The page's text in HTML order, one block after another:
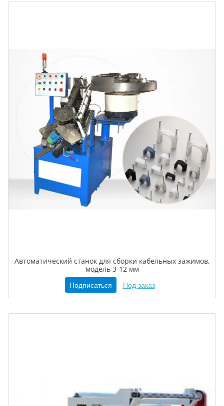
Автоматический станок для сборки кабельных зажимов,
модель 3-12 мм
Подписаться Под заказ